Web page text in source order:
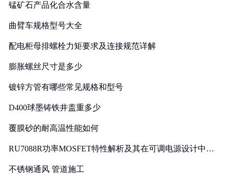
锰矿石产品化合水含量
曲臂车规格型号大全
配电柜母排螺栓力矩要求及连接规范详解
膨胀螺丝尺寸是多少
镀锌方管有哪些常见规格和型号
D400球墨铸铁井盖重多少
覆膜砂的耐高温性能如何
RU7088R功率MOSFET特性解析及其在可调电源设计中的
不锈钢通风 管道施工